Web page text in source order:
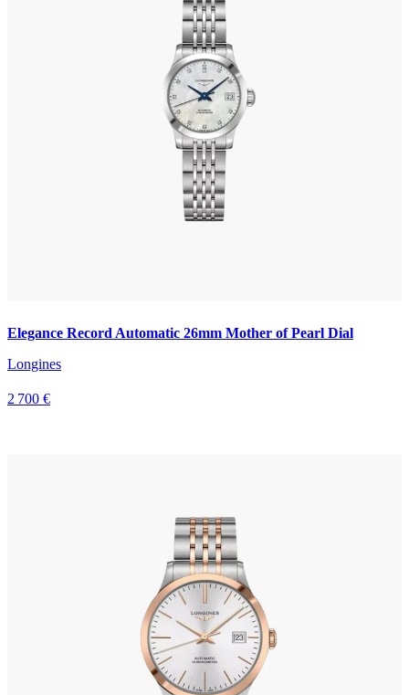
Elegance Record Automatic 26mm Mother of Pearl Dial
Longines
2 700 €